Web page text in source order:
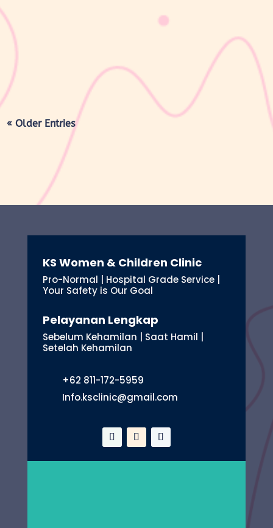
yang dimulai sejak bayi lahir hingga organ reproduksi kembali
seperti sebelum hamil. Selama masa ini, tubuh Moms akan
mengalami berbagai perubahan, mulai dari rahim yang berangsur
« Older Entries
KS Women & Children Clinic
Pro-Normal | Hospital Grade Service |
Your Safety is Our Goal
Pelayanan Lengkap
Sebelum Kehamilan | Saat Hamil |
Setelah Kehamilan
+62 811-172-5959
Info.ksclinic@gmail.com